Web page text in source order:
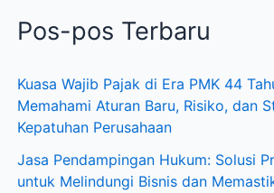
Pos-pos Terbaru
Kuasa Wajib Pajak di Era PMK 44
Memahami Aturan Baru, Risiko, dan
Kepatuhan Perusahaan
Jasa Pendampingan Hukum: Solusi
untuk Melindungi Bisnis dan